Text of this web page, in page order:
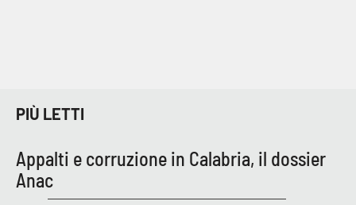
PIÙ LETTI
Appalti e corruzione in Calabria, il dossier
Anac